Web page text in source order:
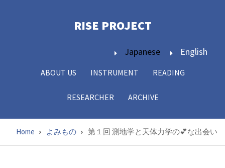
RISE PROJECT­
Japanese English
navigation
ABOUT US INSTRUMENT READING
RESEARCHER ARCHIVE
Breadcrumb
Home よみもの 第１回 測地学と天体力学の💕な出会い